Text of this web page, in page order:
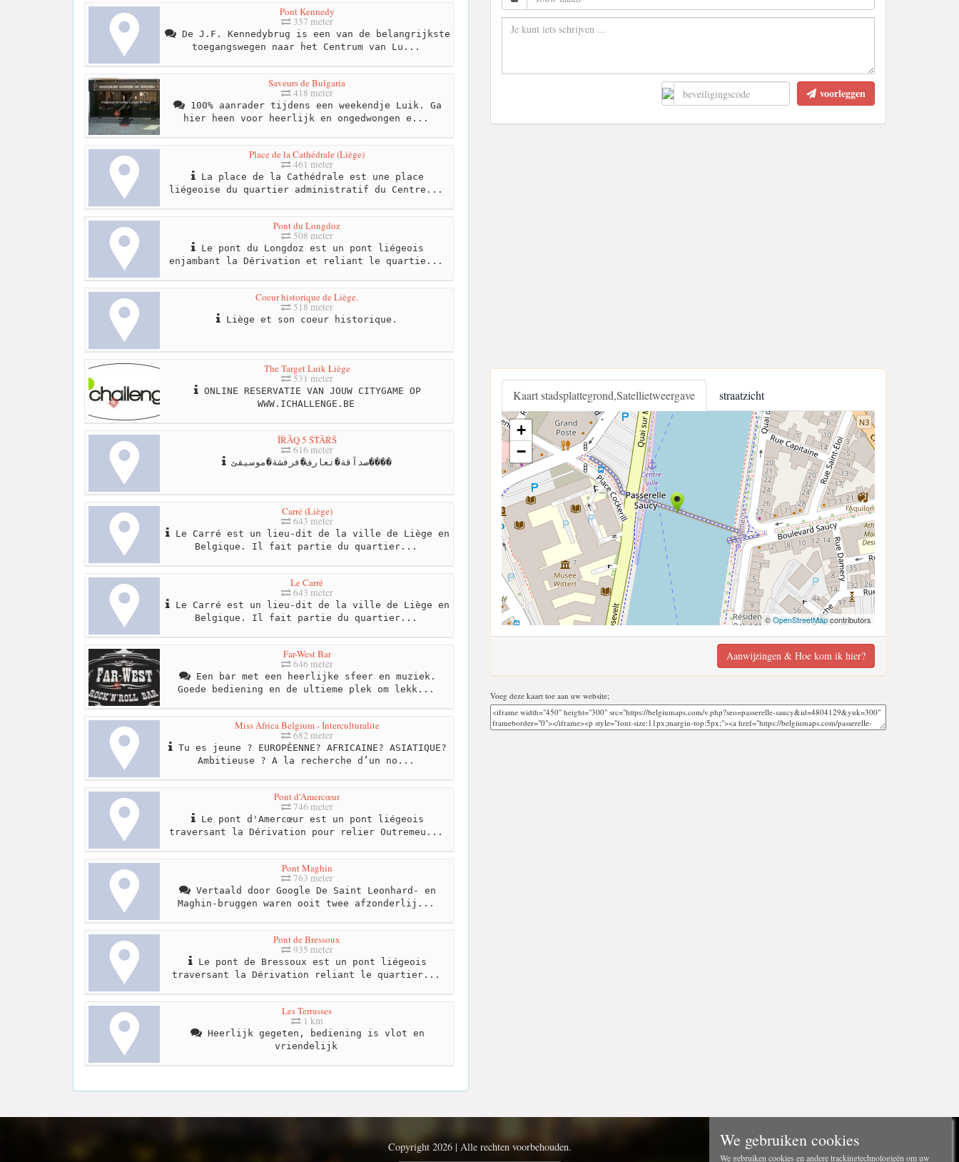
Pont Kennedy
357 meter
De J.F. Kennedybrug is een van de belangrijkste
toegangswegen naar het Centrum van Lu...
Saveurs de Bulgaria
418 meter
100% aanrader tijdens een weekendje Luik. Ga
hier heen voor heerlijk en ongedwongen e...
Place de la Cathédrale (Liège)
461 meter
La place de la Cathédrale est une place
liégeoise du quartier administratif du Centre...
Pont du Longdoz
508 meter
Le pont du Longdoz est un pont liégeois
enjambant la Dérivation et reliant le quartie...
Coeur historique de Liège.
518 meter
Liège et son coeur historique.
The Target Luik Liège
531 meter
ONLINE RESERVATIE VAN JOUW CITYGAME OP
WWW.ICHALLENGE.BE
ĪŘÃQ 5 ŚŤĀŔŠ
616 meter
صدآقة�تعارف�فرفشة�موسيقئ����
Carré (Liège)
643 meter
Le Carré est un lieu-dit de la ville de Liège en
Belgique. Il fait partie du quartier...
Le Carré
643 meter
Le Carré est un lieu-dit de la ville de Liège en
Belgique. Il fait partie du quartier...
Far-West Bar
646 meter
Een bar met een heerlijke sfeer en muziek.
Goede bediening en de ultieme plek om lekk...
Miss Africa Belgium - Interculturalite
682 meter
Tu es jeune ? EUROPÉENNE? AFRICAINE? ASIATIQUE?
Ambitieuse ? A la recherche d’un no...
Pont d'Amercœur
746 meter
Le pont d'Amercœur est un pont liégeois
traversant la Dérivation pour relier Outremeu...
Pont Maghin
763 meter
Vertaald door Google De Saint Leonhard- en
Maghin-bruggen waren ooit twee afzonderlij...
Pont de Bressoux
935 meter
Le pont de Bressoux est un pont liégeois
traversant la Dérivation reliant le quartier...
Les Terrasses
1 km
Heerlijk gegeten, bediening is vlot en
vriendelijk
voorleggen
Kaart stadsplattegrond,Satellietweergave straatzicht
+
−
©OpenStreetMapcontributors
Aanwijzingen & Hoe kom ik hier?
Voeg deze kaart toe aan uw website;
Copyright 2026 | Alle rechten voorbehouden. We gebruiken cookies
We gebruiken cookies en andere trackingtechnologieën om uw